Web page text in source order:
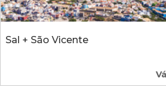
Sal + São Vicente